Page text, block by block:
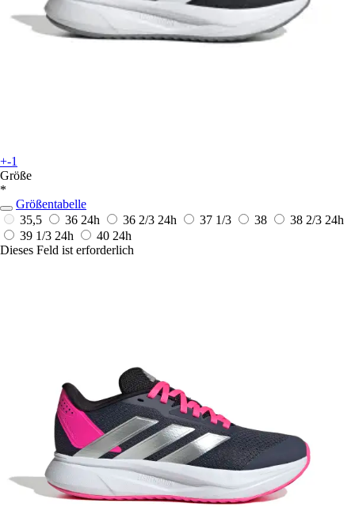
+-1
Größe
*
Größentabelle
35,5
36 24h 36 2/3 24h 37 1/3 38 38 2/3 24h
39 1/3 24h 40 24h
Dieses Feld ist erforderlich